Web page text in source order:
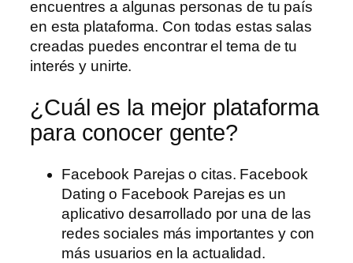
encuentres a algunas personas de tu país
en esta plataforma. Con todas estas salas
creadas puedes encontrar el tema de tu
interés y unirte.
¿Cuál es la mejor plataforma
para conocer gente?
Facebook Parejas o citas. Facebook
Dating o Facebook Parejas es un
aplicativo desarrollado por una de las
redes sociales más importantes y con
más usuarios en la actualidad.